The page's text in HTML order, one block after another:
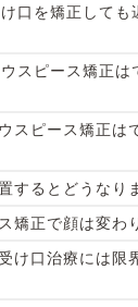
口を矯正しても
スピース矯正は
スピース矯正は
するとどうなり
矯正で顔は変わ
け口治療には限